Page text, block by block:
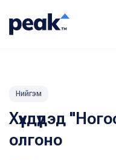
Нийгэм
Хүүхдүүдэд
олгоно